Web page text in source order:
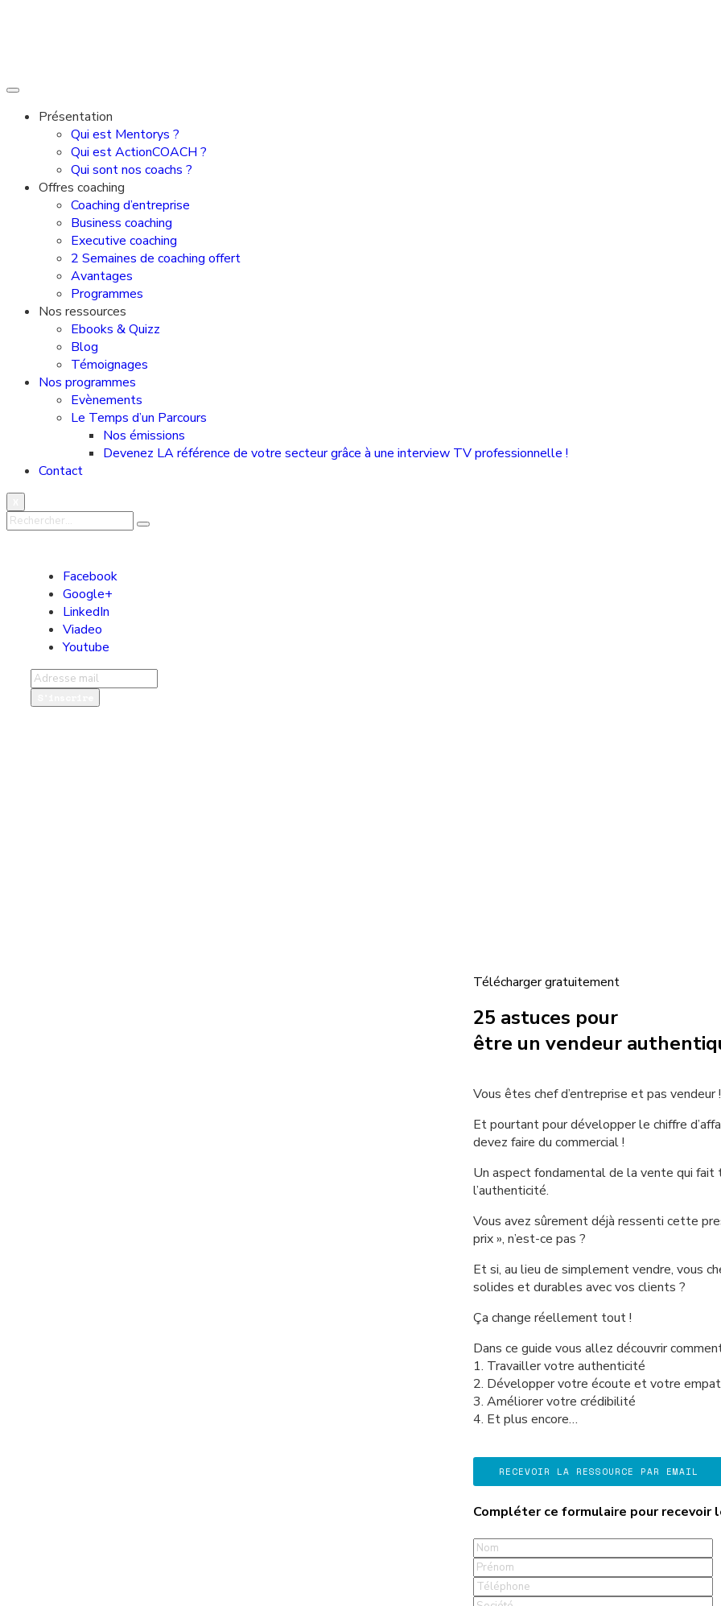
Présentation
Qui est Mentorys ?
Qui est ActionCOACH ?
Qui sont nos coachs ?
Offres coaching
Coaching d’entreprise
Business coaching
Executive coaching
2 Semaines de coaching offert
Avantages
Programmes
Nos ressources
Ebooks & Quizz
Blog
Témoignages
Nos programmes
Evènements
Le Temps d’un Parcours
Nos émissions
Devenez LA référence de votre secteur grâce à une interview TV professionnelle !
Contact
Facebook
Google+
LinkedIn
Viadeo
Youtube
Télécharger gratuitement
25 astuces pour
être un vendeur
Vous êtes chef d’entreprise et pas vendeur !
Et pourtant pour développer le chiffre
devez faire du commercial !
Un aspect fondamental de la vente qui fait
l’authenticité.
Vous avez sûrement déjà ressenti cette
prix », n’est-ce pas ?
Et si, au lieu de simplement vendre, vous
solides et durables avec vos clients ?
Ça change réellement tout !
Dans ce guide vous allez découvrir
1. Travailler votre authenticité
2. Développer votre écoute et votre
3. Améliorer votre crédibilité
4. Et plus encore…
RECEVOIR LA RESSOURCE PAR EMAIL
Compléter ce formulaire pour recevoir